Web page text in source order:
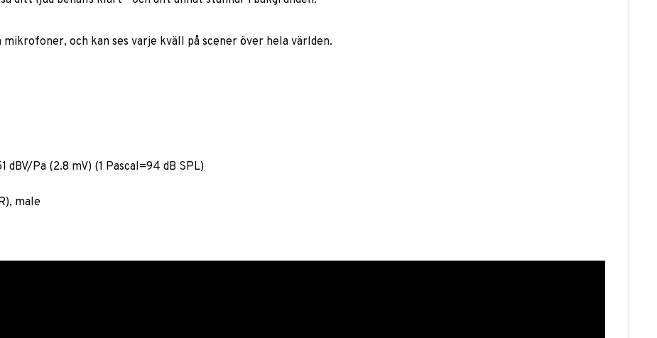
mikrofoner, och kan ses varje kväll på scener över hela världen.
Pa (2.8 mV) (1 Pascal=94 dB SPL)
male